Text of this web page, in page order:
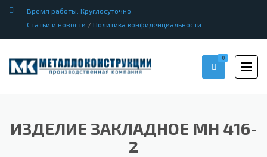
Время работы: Круглосуточно
Статьи и новости / Политика конфиденциальности
0
ИЗДЕЛИЕ ЗАКЛАДНОЕ МН 416-
2